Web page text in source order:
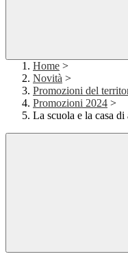
Home >
Novità >
Promozioni del
Promozioni 2024 >
La scuola e la casa